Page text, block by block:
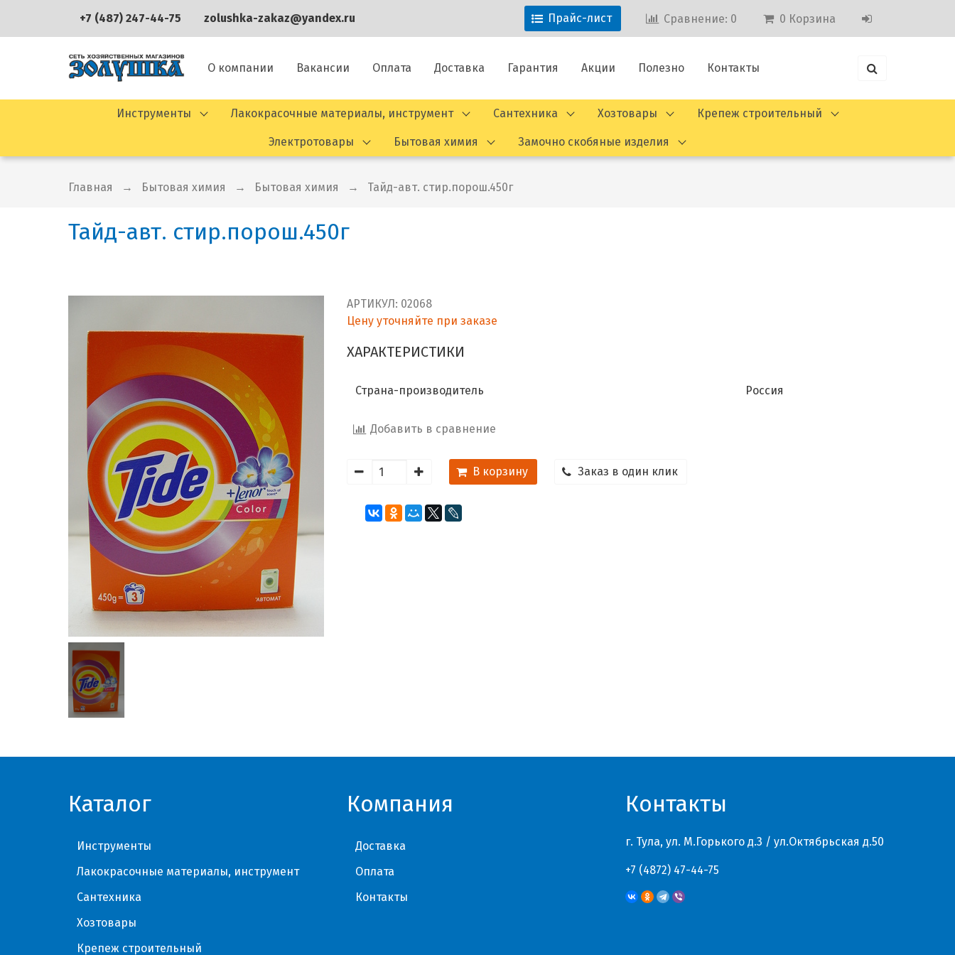
+7 (487) 247-44-75 zolushka-zakaz@yandex.ru Прайс-лист Сравнение: 0 0 Корзина
О компании Вакансии Оплата Доставка Гарантия Акции Полезно Контакты
Инструменты Лакокрасочные материалы, инструмент Сантехника Хозтовары Крепеж строительный
Электротовары Бытовая химия Замочно скобяные изделия
Главная Бытовая химия Бытовая химия Тайд-авт. стир.порош.450г
Тайд-авт. стир.порош.450г
АРТИКУЛ: 02068
Цену уточняйте при заказе
ХАРАКТЕРИСТИКИ
Страна-производитель Россия
Добавить в сравнение
В корзину Заказ в один клик
Каталог
Инструменты
Лакокрасочные материалы, инструмент
Сантехника
Хозтовары
Крепеж строительный
Компания
Доставка
Оплата
Контакты
Контакты
г. Тула, ул. М.Горького д.3 / ул.Октябрьская д.50
+7 (4872) 47-44-75